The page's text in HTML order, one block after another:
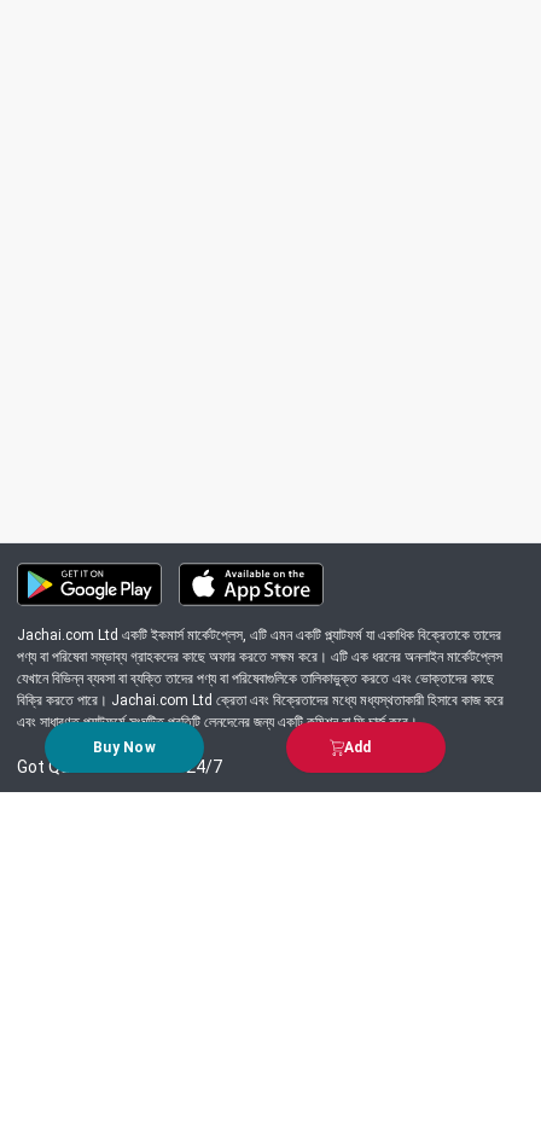
Buy Now Add
Jachai.com Ltd একটি ইকমার্স মার্কেটপ্লেস, এটি এমন একটি প্ল্যাটফর্ম যা একাধিক বিক্রেতাকে তাদের
পণ্য বা পরিষেবা সম্ভাব্য গ্রাহকদের কাছে অফার করতে সক্ষম করে। এটি এক ধরনের অনলাইন মার্কেটপ্লেস
যেখানে বিভিন্ন ব্যবসা বা ব্যক্তি তাদের পণ্য বা পরিষেবাগুলিকে তালিকাভুক্ত করতে এবং ভোক্তাদের কাছে
বিক্রি করতে পারে। Jachai.com Ltd ক্রেতা এবং বিক্রেতাদের মধ্যে মধ্যস্থতাকারী হিসাবে কাজ করে
এবং সাধারণত প্ল্যাটফর্মে সংঘটিত প্রতিটি লেনদেনের জন্য একটি কমিশন বা ফি চার্জ করে।
Got Question? Call us 24/7